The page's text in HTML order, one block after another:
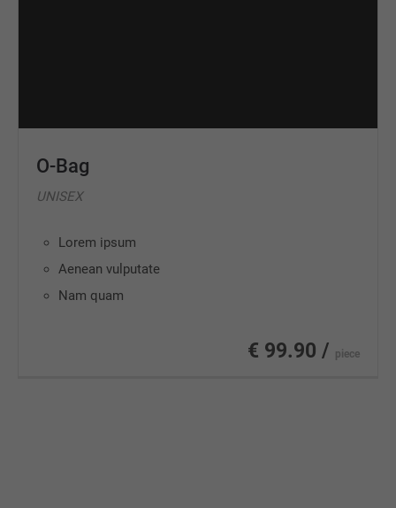
O-Bag
UNISEX
Lorem ipsum
Aenean vulputate
Nam quam
€ 99.90 / piece